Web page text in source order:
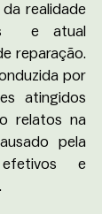
realidade
e atual
reparação.
por
atingidos
relatos na
pela
e